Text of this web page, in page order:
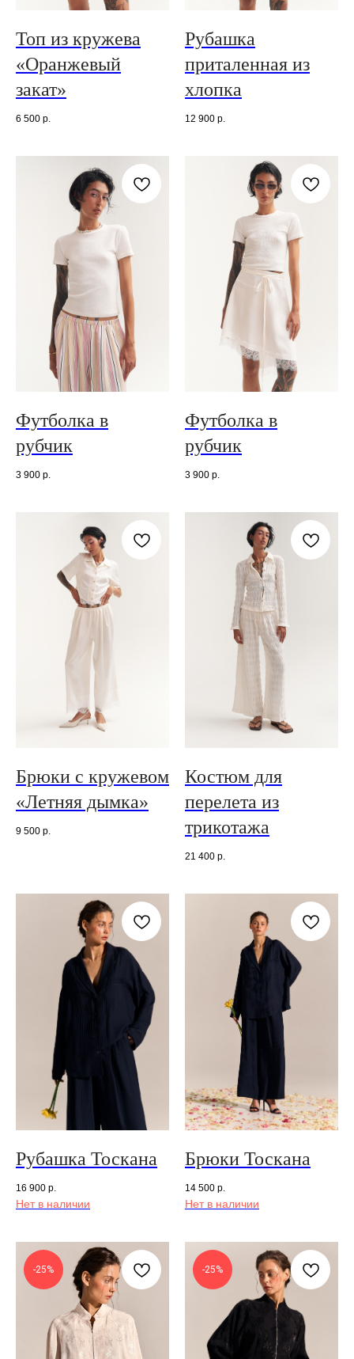
Топ из кружева
«Оранжевый
закат»
6 500 р.
Рубашка
приталенная из
хлопка
12 900 р.
Футболка в
рубчик
3 900 р.
Футболка в
рубчик
3 900 р.
Брюки с кружевом
«Летняя дымка»
9 500 р.
Костюм для
перелета из
трикотажа
21 400 р.
Рубашка Тоскана
16 900 р.
Нет в наличии
Брюки Тоскана
14 500 р.
Нет в наличии
-25% -25%